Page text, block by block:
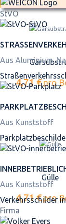
StVO
Aus Aluminium.
Aus Kunststoff
Aus Kunststoff
Verkehrsschilder
Firma
4,71 € pro
Gülle
4,71 €pro